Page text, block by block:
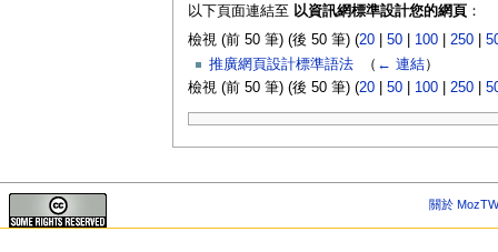
以下頁面連結至 以資訊網標準設計您的網頁 ：
檢視 (前 50 筆) (後 50 筆) (20| 50| 100| 250|
推廣網頁設計標準語法‎ （ ← 連結）
檢視 (前 50 筆) (後 50 筆) (20| 50| 100| 250|
關於